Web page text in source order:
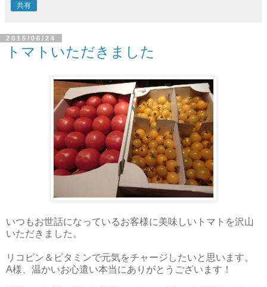
共有
2015/06/24
トマトいただきました
いつもお世話になっているお客様に美味しいトマトを沢山
いただきました。
リコピン＆ビタミンで元気をチャージしたいと思います。
A様、温かいお心遣い本当にありがとうございます！